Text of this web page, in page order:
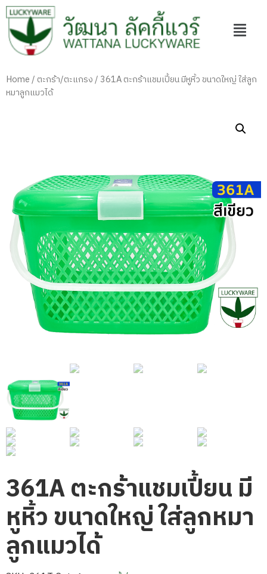
Home/ ตะกร้า/ตะแกรง/ 361A ตะกร้าแชมเปี้ยน มีหูหิ้ว ขนาดใหญ่ ใส่ลูก
หมาลูกแมวได้
361A ตะกร้าแชมเปี้ยน มี
หูหิ้ว ขนาดใหญ่ ใส่ลูกหมา
ลูกแมวได้